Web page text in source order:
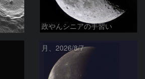
政やんシニアの手習い
月、2026/8/7